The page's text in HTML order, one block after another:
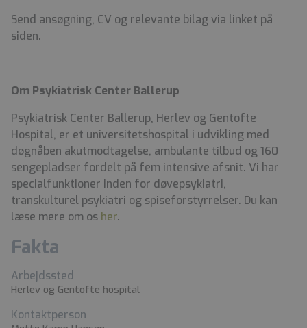
Send ansøgning, CV og relevante bilag via linket på
siden.
Om Psykiatrisk Center Ballerup
Psykiatrisk Center Ballerup, Herlev og Gentofte
Hospital, er et universitetshospital i udvikling med
døgnåben akutmodtagelse, ambulante tilbud og 160
sengepladser fordelt på fem intensive afsnit. Vi har
specialfunktioner inden for døvepsykiatri,
transkulturel psykiatri og spiseforstyrrelser. Du kan
læse mere om os her.
Fakta
Arbejdssted
Herlev og Gentofte hospital
Kontaktperson